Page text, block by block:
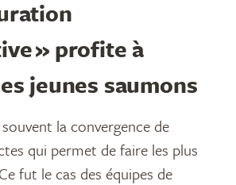
» profite à
jeunes saumons
souvent la convergence de
qui permet de faire les plus
fut le cas des équipes de